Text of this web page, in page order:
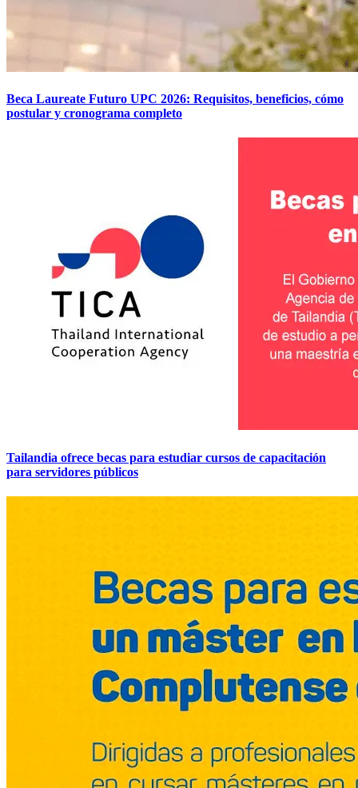
Beca Laureate Futuro UPC 2026: Requisitos, beneficios, cómo
postular y cronograma completo
Tailandia ofrece becas para estudiar cursos de capacitación
para servidores públicos